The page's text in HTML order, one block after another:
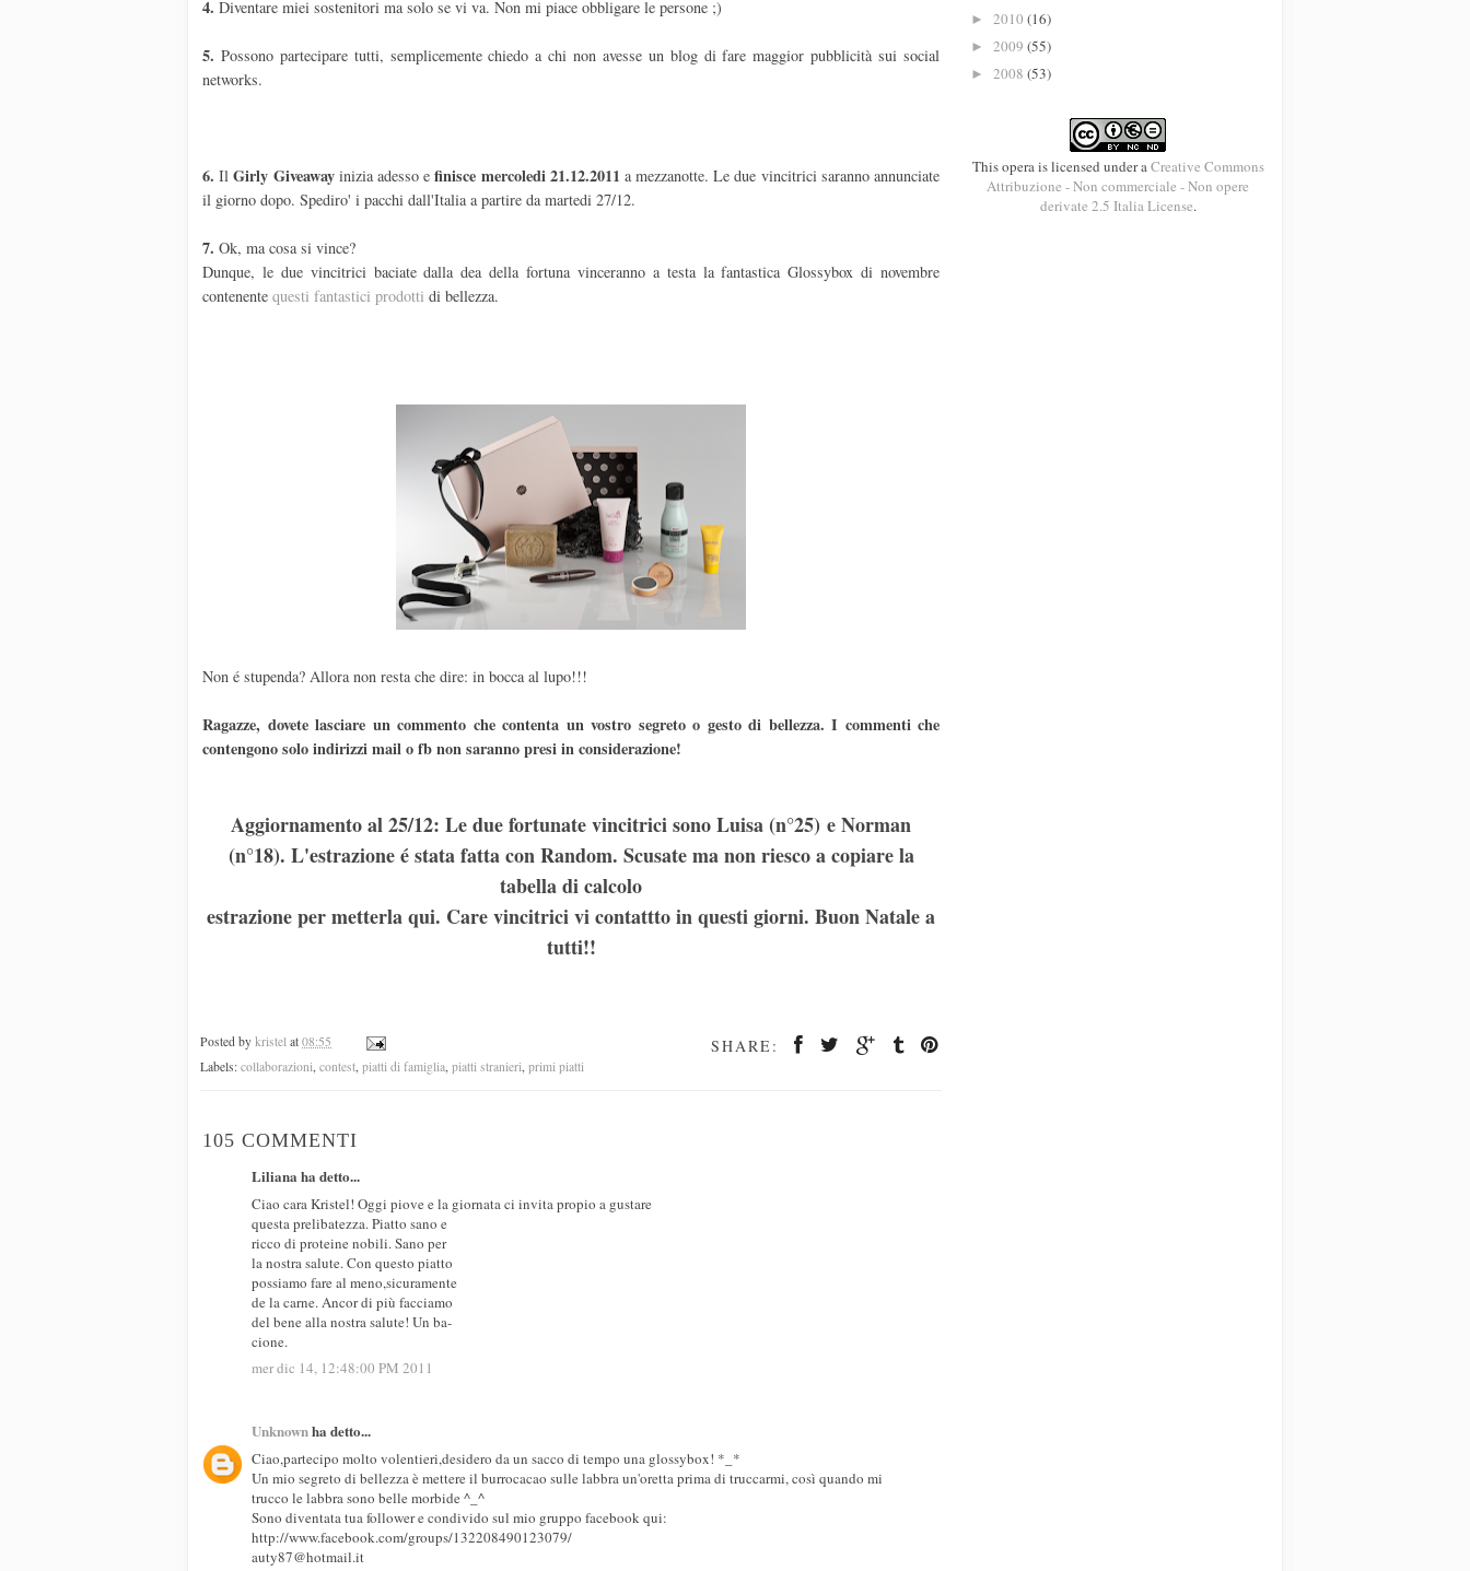
4. Diventare miei sostenitori ma solo se vi va. Non mi piace obbligare le persone ;)
5. Possono partecipare tutti, semplicemente chiedo a chi non avesse un blog di fare maggior pubblicità sui social
networks.
6. IlGirly Giveawayinizia adesso efinisce mercoledi 21.12.2011 a mezzanotte. Le due vincitrici saranno annunciate
il giorno dopo. Spediro' i pacchi dall'Italia a partire da martedi 27/12.
7. Ok, ma cosa si vince?
Dunque, le due vincitrici baciate dalla dea della fortuna vinceranno a testa la fantastica Glossybox di novembre
contenente questi fantastici prodotti di bellezza.
Non é stupenda? Allora non resta che dire: in bocca al lupo!!!
Ragazze, dovete lasciare un commento che contenta un vostro segreto o gesto di bellezza. I commenti che
contengono solo indirizzi mail o fb non saranno presi in considerazione!
Aggiornamento al 25/12: Le due fortunate vincitrici sono Luisa (n°25) e Norman
(n°18). L'estrazione é stata fatta con Random. Scusate ma non riesco a copiare la
tabella di calcolo
estrazione per metterla qui. Care vincitrici vi contattto in questi giorni. Buon Natale a
tutti!!
SHARE:
Posted by kristel at 08:55
Labels: collaborazioni, contest, piatti di famiglia, piatti stranieri, primi piatti
105 COMMENTI
Liliana ha detto...
Ciao cara Kristel! Oggi piove e la giornata ci invita propio a gustare
questa prelibatezza. Piatto sano e
ricco di proteine nobili. Sano per
la nostra salute. Con questo piatto
possiamo fare al meno,sicuramente
de la carne. Ancor di più facciamo
del bene alla nostra salute! Un ba-
cione.
mer dic 14, 12:48:00 PM 2011
Unknownha detto...
Ciao,partecipo molto volentieri,desidero da un sacco di tempo una glossybox! *_*
Un mio segreto di bellezza è mettere il burrocacao sulle labbra un'oretta prima di truccarmi, così quando mi
trucco le labbra sono belle morbide ^_^
Sono diventata tua follower e condivido sul mio gruppo facebook qui:
http://www.facebook.com/groups/132208490123079/
auty87@hotmail.it
► 2010 (16)
► 2009 (55)
► 2008 (53)
This opera is licensed under aCreative Commons
Attribuzione - Non commerciale - Non opere
derivate 2.5 Italia License.